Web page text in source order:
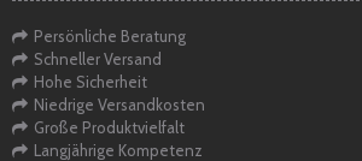
Persönliche Beratung
Schneller Versand
Hohe Sicherheit
Niedrige Versandkosten
Große Produktvielfalt
Langjährige Kompetenz